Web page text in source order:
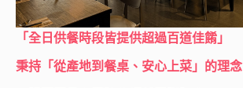
「全日供餐時段皆提供超過百道佳餚」
秉持「從產地到餐桌、安心上菜」的理念